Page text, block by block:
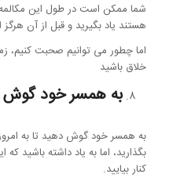
شما ممکن است در طول این
هستند یاد بگیرید و قبل از آن هرگز
اما چطور می توانیم صحبت کنیم،
خلاق باشید
به همسر خود گوش
به همسر خود گوش دهید تا به
بگذارید، اما به یاد داشته باشید
کنار بیایید.